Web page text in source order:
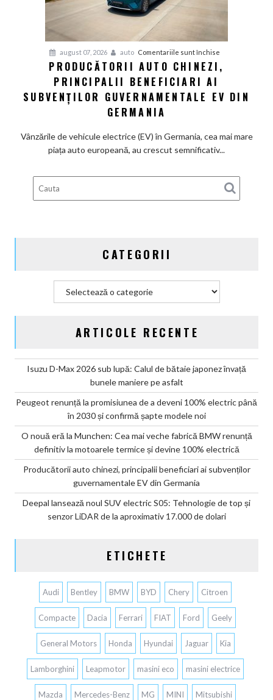
și
100%
august 07, 2026 auto Comentariile sunt închise
chinezi,
din
Germania
PRODUCĂTORII AUTO CHINEZI,
PRINCIPALII BENEFICIARI AI
SUBVENȚILOR GUVERNAMENTALE EV DIN
GERMANIA
Vânzările de vehicule electrice (EV) în Germania, cea mai mare
piața auto europeană, au crescut semnificativ...
CATEGORII
ARTICOLE RECENTE
Isuzu D-Max 2026 sub lupă: Calul de bătaie japonez învață
bunele maniere pe asfalt
Peugeot renunță la promisiunea de a deveni 100% electric până
în 2030 și confirmă șapte modele noi
O nouă eră la Munchen: Cea mai veche fabrică BMW renunță
definitiv la motoarele termice și devine 100% electrică
Producătorii auto chinezi, principalii beneficiari ai subvenților
guvernamentale EV din Germania
Deepal lansează noul SUV electric S05: Tehnologie de top și
senzor LiDAR de la aproximativ 17.000 de dolari
ETICHETE
Audi Bentley BMW BYD Chery Citroen
Compacte Dacia Ferrari FIAT Ford Geely
General Motors Honda Hyundai Jaguar Kia
Lamborghini Leapmotor masini eco masini electrice
Mazda Mercedes-Benz MG MINI Mitsubishi